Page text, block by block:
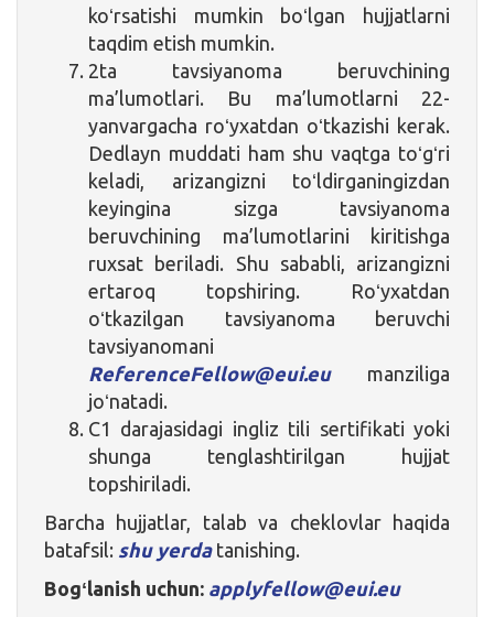
koʻrsatishi mumkin boʻlgan hujjatlarni
taqdim etish mumkin.
2ta tavsiyanoma beruvchining
ma’lumotlari. Bu ma’lumotlarni 22-
yanvargacha roʻyxatdan oʻtkazishi kerak.
Dedlayn muddati ham shu vaqtga toʻgʻri
keladi, arizangizni toʻldirganingizdan
keyingina sizga tavsiyanoma
beruvchining ma’lumotlarini kiritishga
ruxsat beriladi. Shu sababli, arizangizni
ertaroq topshiring. Roʻyxatdan
oʻtkazilgan tavsiyanoma beruvchi
tavsiyanomani
ReferenceFellow@eui.eu
manziliga
joʻnatadi.
C1 darajasidagi ingliz tili sertifikati yoki
shunga tenglashtirilgan hujjat
topshiriladi.
Barcha hujjatlar, talab va cheklovlar haqida
batafsil: shu yerdatanishing.
Bogʻlanish uchun: applyfellow@eui.eu